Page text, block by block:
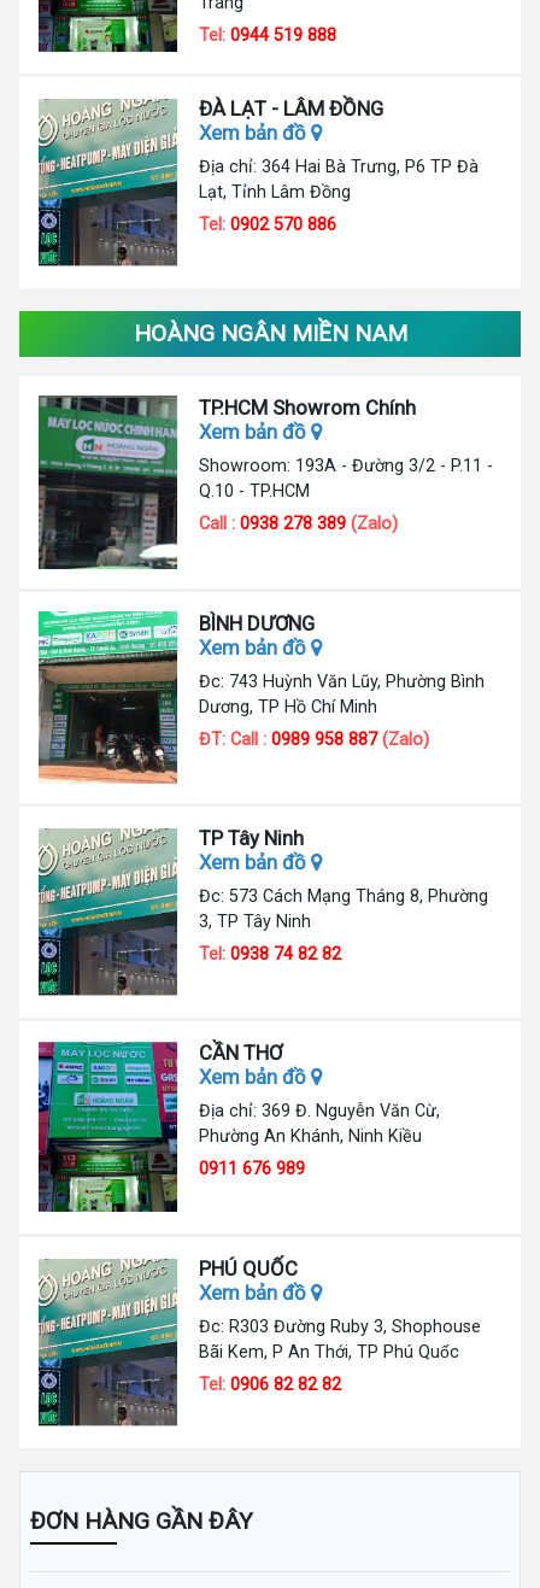
Tel:0944 519 888
ĐÀ LẠT - LÂM ĐỒNG
Xem bản đồ
Địa chỉ: 364 Hai Bà Trưng, P6 TP Đà
Lạt, Tỉnh Lâm Đồng
Tel:0902 570 886
HOÀNG NGÂN MIỀN NAM
TP.HCM Showrom Chính
Xem bản đồ
Showroom: 193A - Đường 3/2 - P.11 -
Q.10 - TP.HCM
Call :0938 278 389(Zalo)
BÌNH DƯƠNG
Xem bản đồ
Đc: 743 Huỳnh Văn Lũy, Phường Bình
Dương, TP Hồ Chí Minh
ĐT: Call :0989 958 887(Zalo)
TP Tây Ninh
Xem bản đồ
Đc: 573 Cách Mạng Tháng 8, Phường
3, TP Tây Ninh
Tel:0938 74 82 82
CẦN THƠ
Xem bản đồ
Địa chỉ: 369 Đ. Nguyễn Văn Cừ,
Phường An Khánh, Ninh Kiều
0911 676 989
PHÚ QUỐC
Xem bản đồ
Đc: R303 Đường Ruby 3, Shophouse
Bãi Kem, P An Thới, TP Phú Quốc
Tel:0906 82 82 82
ĐƠN HÀNG GẦN ĐÂY